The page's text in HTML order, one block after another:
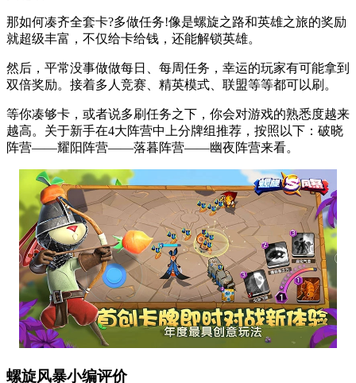
那如何凑齐全套卡?多做任务!像是螺旋之路和英雄之旅的奖励
就超级丰富，不仅给卡给钱，还能解锁英雄。
然后，平常没事做做每日、每周任务，幸运的玩家有可能拿到
双倍奖励。接着多人竞赛、精英模式、联盟等等都可以刷。
等你凑够卡，或者说多刷任务之下，你会对游戏的熟悉度越来
越高。关于新手在4大阵营中上分牌组推荐，按照以下：破晓
阵营——耀阳阵营——落暮阵营——幽夜阵营来看。
螺旋风暴小编评价